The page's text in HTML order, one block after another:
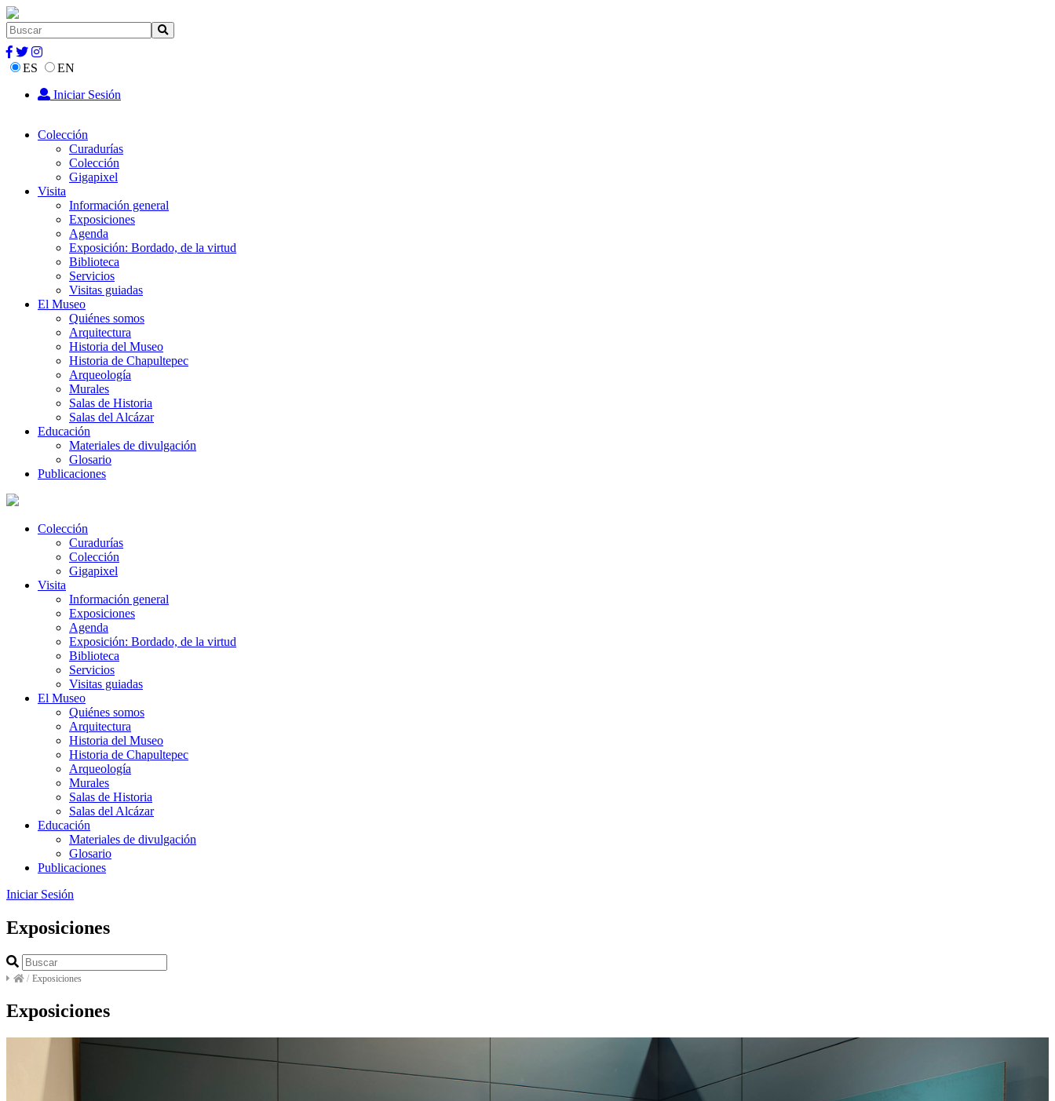
ES
EN
Iniciar Sesión
Colección
Curadurías
Colección
Gigapixel
Visita
Información general
Exposiciones
Agenda
Exposición: Bordado, de la virtud
Biblioteca
Servicios
Visitas guiadas
El Museo
Quiénes somos
Arquitectura
Historia del Museo
Historia de Chapultepec
Arqueología
Murales
Salas de Historia
Salas del Alcázar
Educación
Materiales de divulgación
Glosario
Publicaciones
Colección
Curadurías
Colección
Gigapixel
Visita
Información general
Exposiciones
Agenda
Exposición: Bordado, de la virtud
Biblioteca
Servicios
Visitas guiadas
El Museo
Quiénes somos
Arquitectura
Historia del Museo
Historia de Chapultepec
Arqueología
Murales
Salas de Historia
Salas del Alcázar
Educación
Materiales de divulgación
Glosario
Publicaciones
Iniciar Sesión
Exposiciones
/ Exposiciones
Exposiciones